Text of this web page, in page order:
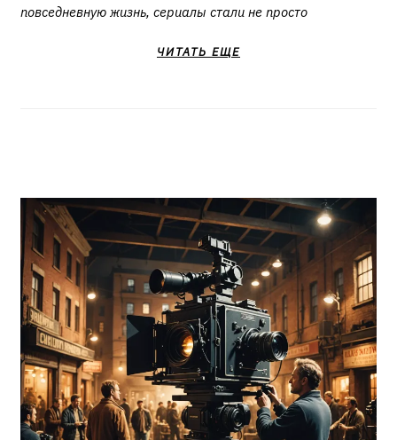
повседневную жизнь, сериалы стали не просто
ЧИТАТЬ ЕЩЕ